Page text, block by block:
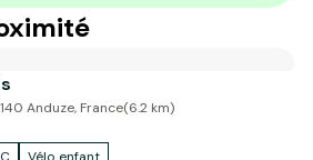
Anduze, France(6.2 km)